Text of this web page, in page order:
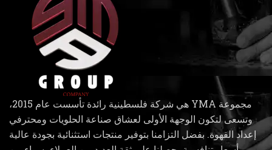
مجموعة YMA هي شركة فلسطينية رائدة تأسست عام 2015،
وتسعى لتكون الوجهة الأولى لعشاق صناعة الحلويات ومحترفي
إعداد القهوة. بفضل التزامنا بتوفير منتجات استثنائية بجودة عالية